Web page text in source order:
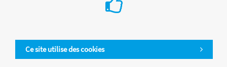
Ce site utilise des cookies